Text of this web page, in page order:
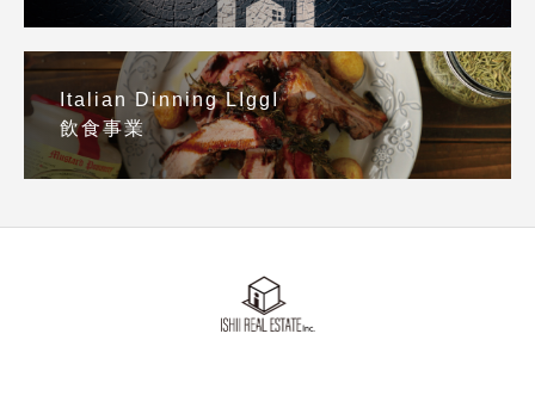
Italian Dinning LIggI
飲食事業